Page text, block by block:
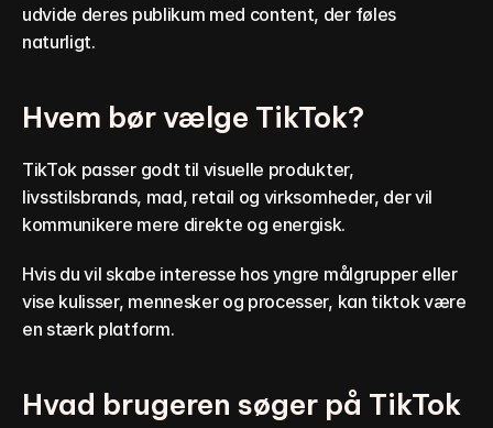
udvide deres publikum med content, der føles
naturligt.
Hvem bør vælge TikTok?
TikTok passer godt til visuelle produkter,
livsstilsbrands, mad, retail og virksomheder, der vil
kommunikere mere direkte og energisk.
Hvis du vil skabe interesse hos yngre målgrupper eller
vise kulisser, mennesker og processer, kan tiktok være
en stærk platform.
Hvad brugeren søger på TikTok